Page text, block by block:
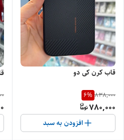
قاب کرن کی دو
838,000
6%
780,000
افزودن به سبد